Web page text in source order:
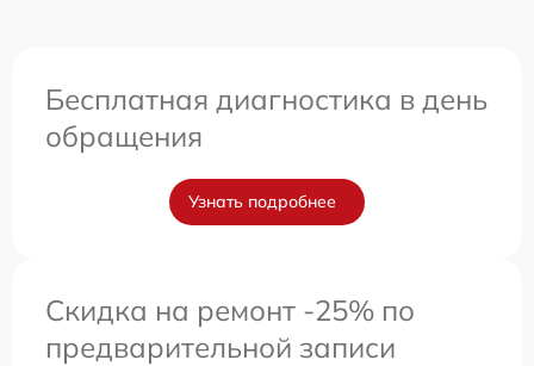
Бесплатная диагностика в день
обращения
Узнать подробнее
Скидка на ремонт -25% по
предварительной записи